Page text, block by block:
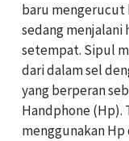
baru mengerucut
sedang menjalani
setempat. Sipul
dari dalam sel
yang berperan
Handphone (Hp).
menggunakan